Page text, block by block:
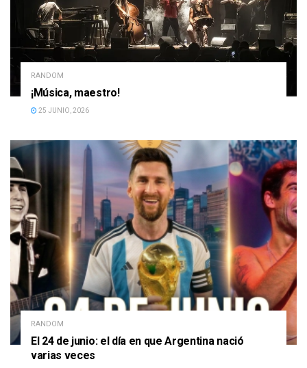
RANDOM
¡Música, maestro!
25 JUNIO, 2026
RANDOM
El 24 de junio: el día en que Argentina nació
varias veces